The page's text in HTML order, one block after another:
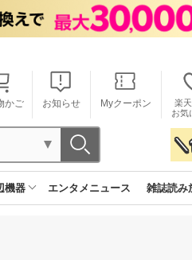
かご お知らせ Myクーポン
楽
お気
機器 エンタメニュース 雑誌読み